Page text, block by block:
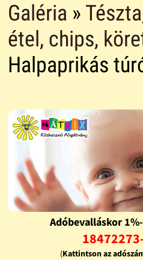
Galéria »
étel, chips,
Halpaprikás
Adóbevalláskor
(Kattintson az